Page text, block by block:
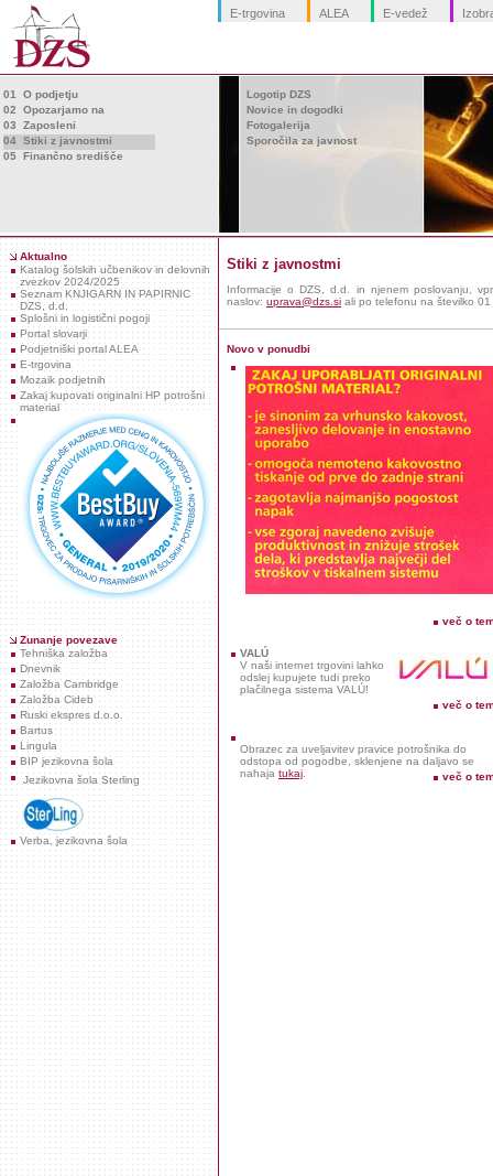
E-trgovina ALEA E-vedež
01 O podjetju
02 Opozarjamo na
03 Zaposleni
04 Stiki z javnostmi
05 Finančno središče
Logotip DZS
Novice in dogodki
Fotogalerija
Sporočila za javnost
Aktualno
Katalog šolskih učbenikov in delovnih
zvezkov 2024/2025
Seznam KNJIGARN IN PAPIRNIC
DZS, d.d.
Splošni in logistični pogoji
Portal slovarji
Podjetniški portal ALEA
E-trgovina
Mozaik podjetnih
Zakaj kupovati originalni HP potrošni
material
Zunanje povezave
Tehniška založba
Dnevnik
Založba Cambridge
Založba Cideb
Ruski ekspres d.o.o.
Bartus
Lingula
BIP jezikovna šola
Jezikovna šola Sterling
Verba, jezikovna šola
Stiki z javnostmi
Informacije o DZS, d.d. in njenem poslovanju,
naslov: uprava@dzs.si ali po telefonu na številko
Novo v ponudbi
več o
VALÚ
V naši internet trgovini lahko
odslej kupujete tudi preko
plačilnega sistema VALÚ!
več o
Obrazec za uveljavitev pravice potrošnika do
odstopa od pogodbe, sklenjene na daljavo se
nahaja tukaj več o